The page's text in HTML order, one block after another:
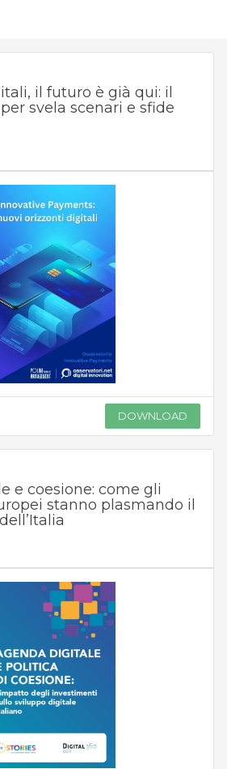
il futuro è già qui: il
svela scenari e sfide
DOWNLOAD
e coesione: come gli
stanno plasmando il